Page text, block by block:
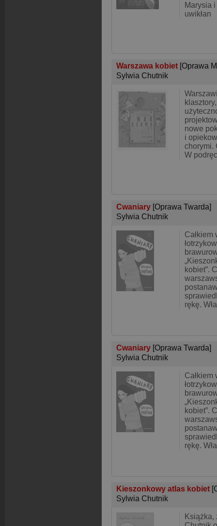
Marysia
uwikłan
Warszawa kobiet [Oprawa
Sylwia Chutnik
nowe
i
chorymi.
W
Cwaniary [Oprawa Twarda]
Sylwia Chutnik
Całkiem
kobiet”.
rękę. Wła
Cwaniary [Oprawa Twarda]
Sylwia Chutnik
Całkiem
kobiet”.
rękę. Wła
Kieszonkowy atlas kobiet
Sylwia Chutnik
Książka,